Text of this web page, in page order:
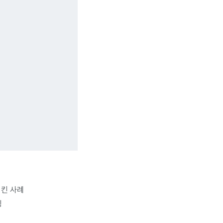
사례